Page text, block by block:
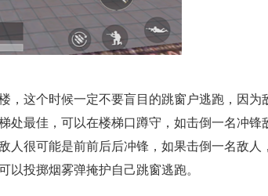
，这个时候一定不要盲目的跳窗户逃跑，因为
处最佳，可以在楼梯口蹲守，如击倒一名冲锋
人很可能是前前后后冲锋，如果击倒一名敌人
投掷烟雾弹掩护自己跳窗逃跑。